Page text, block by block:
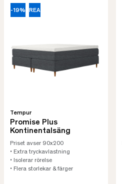
-19% REA
Tempur
Promise Plus
Kontinentalsäng
Priset avser 90x200
• Extra tryckavlastning
• Isolerar rörelse
• Flera storlekar & färger